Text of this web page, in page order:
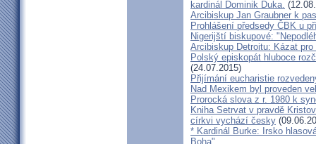
kardinál Dominik Duka.
Arcibiskup Jan Graubner k
Prohlášení předsedy ČBK u
Nigerijští biskupové:
Arcibiskup Detroitu: Kázat
Polský episkopát hluboce
(24.07.2015)
Přijímání eucharistie
Nad Mexikem byl proveden
Prorocká slova z r. 1980 k
Kniha Setrvat v pravdě
církvi vychází česky
* Kardinál Burke: Irsko
Boha"